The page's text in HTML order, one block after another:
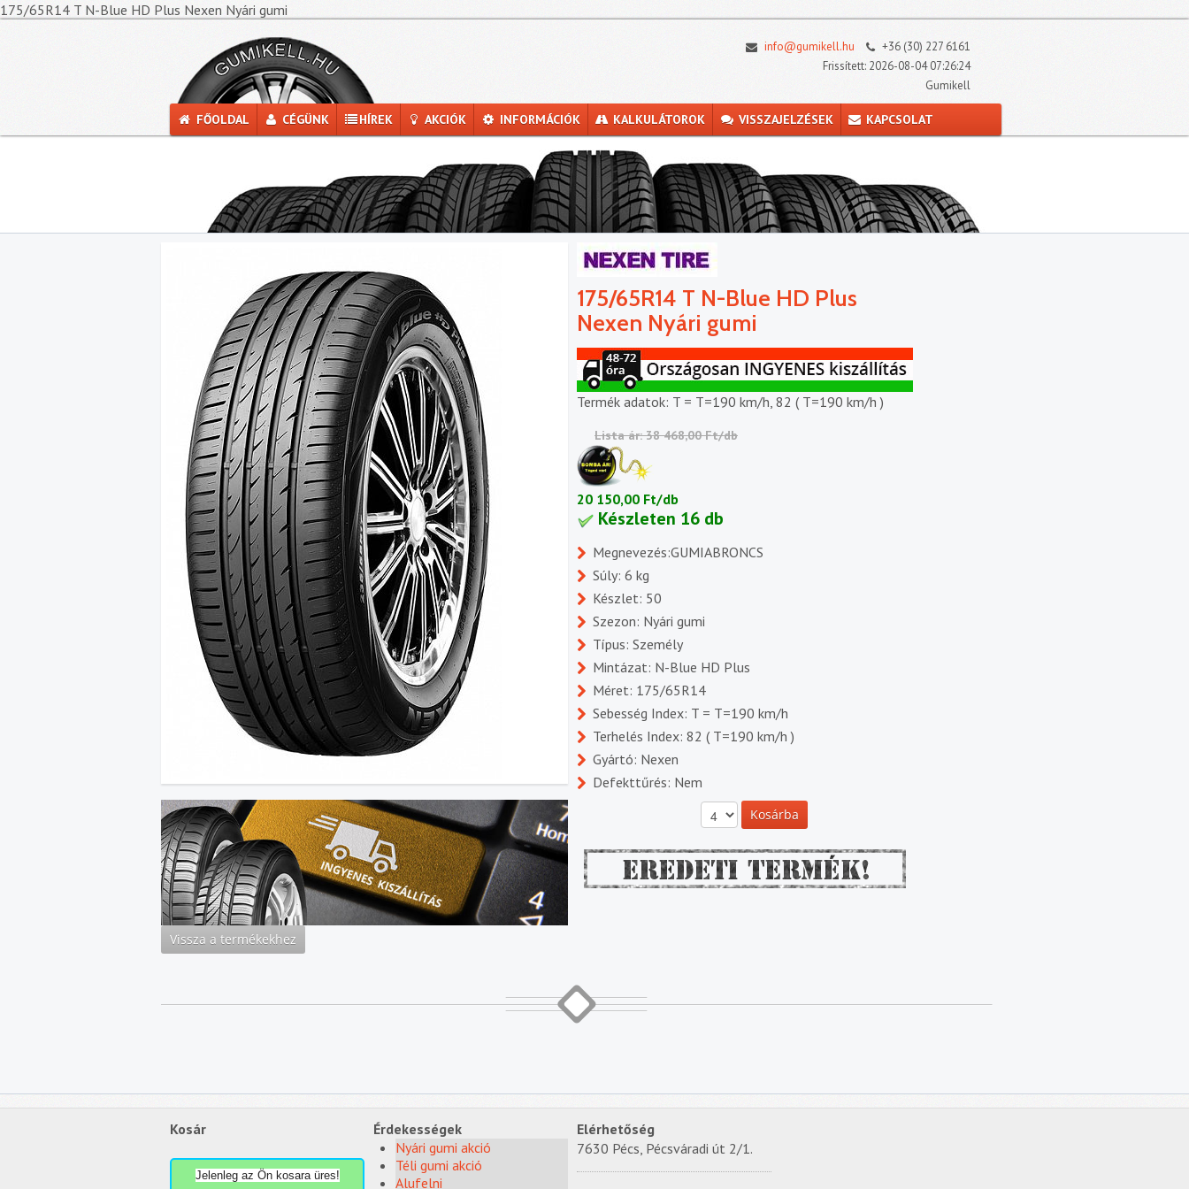
175/65R14 T N-Blue HD Plus Nexen Nyári gumi
info@gumikell.hu
+36 (30) 227 6161
Frissített: 2026-08-04 07:26:24
Gumikell
FŐOLDAL CÉGÜNK HÍREK AKCIÓK INFORMÁCIÓK KALKULÁTOROK VISSZAJELZÉSEK KAPCSOLAT
175/65R14 T N-Blue HD Plus
Nexen Nyári gumi
Termék adatok: T = T=190 km/h, 82 ( T=190 km/h )
Lista ár: 38 468,00 Ft/db
20 150,00 Ft/db
Készleten 16 db
Megnevezés:GUMIABRONCS
Súly: 6 kg
Készlet: 50
Szezon: Nyári gumi
Típus: Személy
Mintázat: N-Blue HD Plus
Méret: 175/65R14
Sebesség Index: T = T=190 km/h
Terhelés Index: 82 ( T=190 km/h )
Gyártó: Nexen
Defekttűrés: Nem
Kosár
Jelenleg az Ön kosara üres!
Érdekességek
Nyári gumi akció
Téli gumi akció
Alufelni
Elérhetőség
7630 Pécs, Pécsváradi út 2/1.